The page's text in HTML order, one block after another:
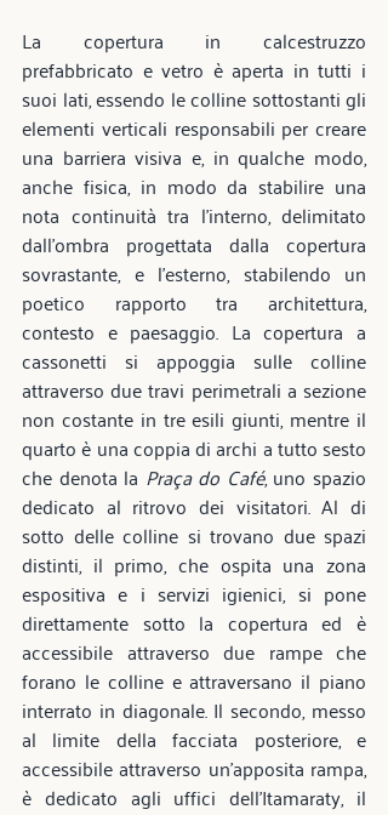
La copertura in calcestruzzo
prefabbricato e vetro è aperta in tutti i
suoi lati, essendo le colline sottostanti gli
elementi verticali responsabili per creare
una barriera visiva e, in qualche modo,
anche fisica, in modo da stabilire una
nota continuità tra l’interno, delimitato
dall’ombra progettata dalla copertura
sovrastante, e l’esterno, stabilendo un
poetico rapporto tra architettura,
contesto e paesaggio. La copertura a
cassonetti si appoggia sulle colline
attraverso due travi perimetrali a sezione
non costante in tre esili giunti, mentre il
quarto è una coppia di archi a tutto sesto
che denota la Praça do Café, uno spazio
dedicato al ritrovo dei visitatori. Al di
sotto delle colline si trovano due spazi
distinti, il primo, che ospita una zona
espositiva e i servizi igienici, si pone
direttamente sotto la copertura ed è
accessibile attraverso due rampe che
forano le colline e attraversano il piano
interrato in diagonale. Il secondo, messo
al limite della facciata posteriore, e
accessibile attraverso un’apposita rampa,
è dedicato agli uffici dell’Itamaraty, il